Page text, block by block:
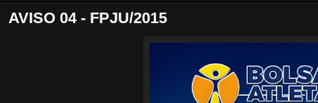
AVISO 04 - FPJU/2015